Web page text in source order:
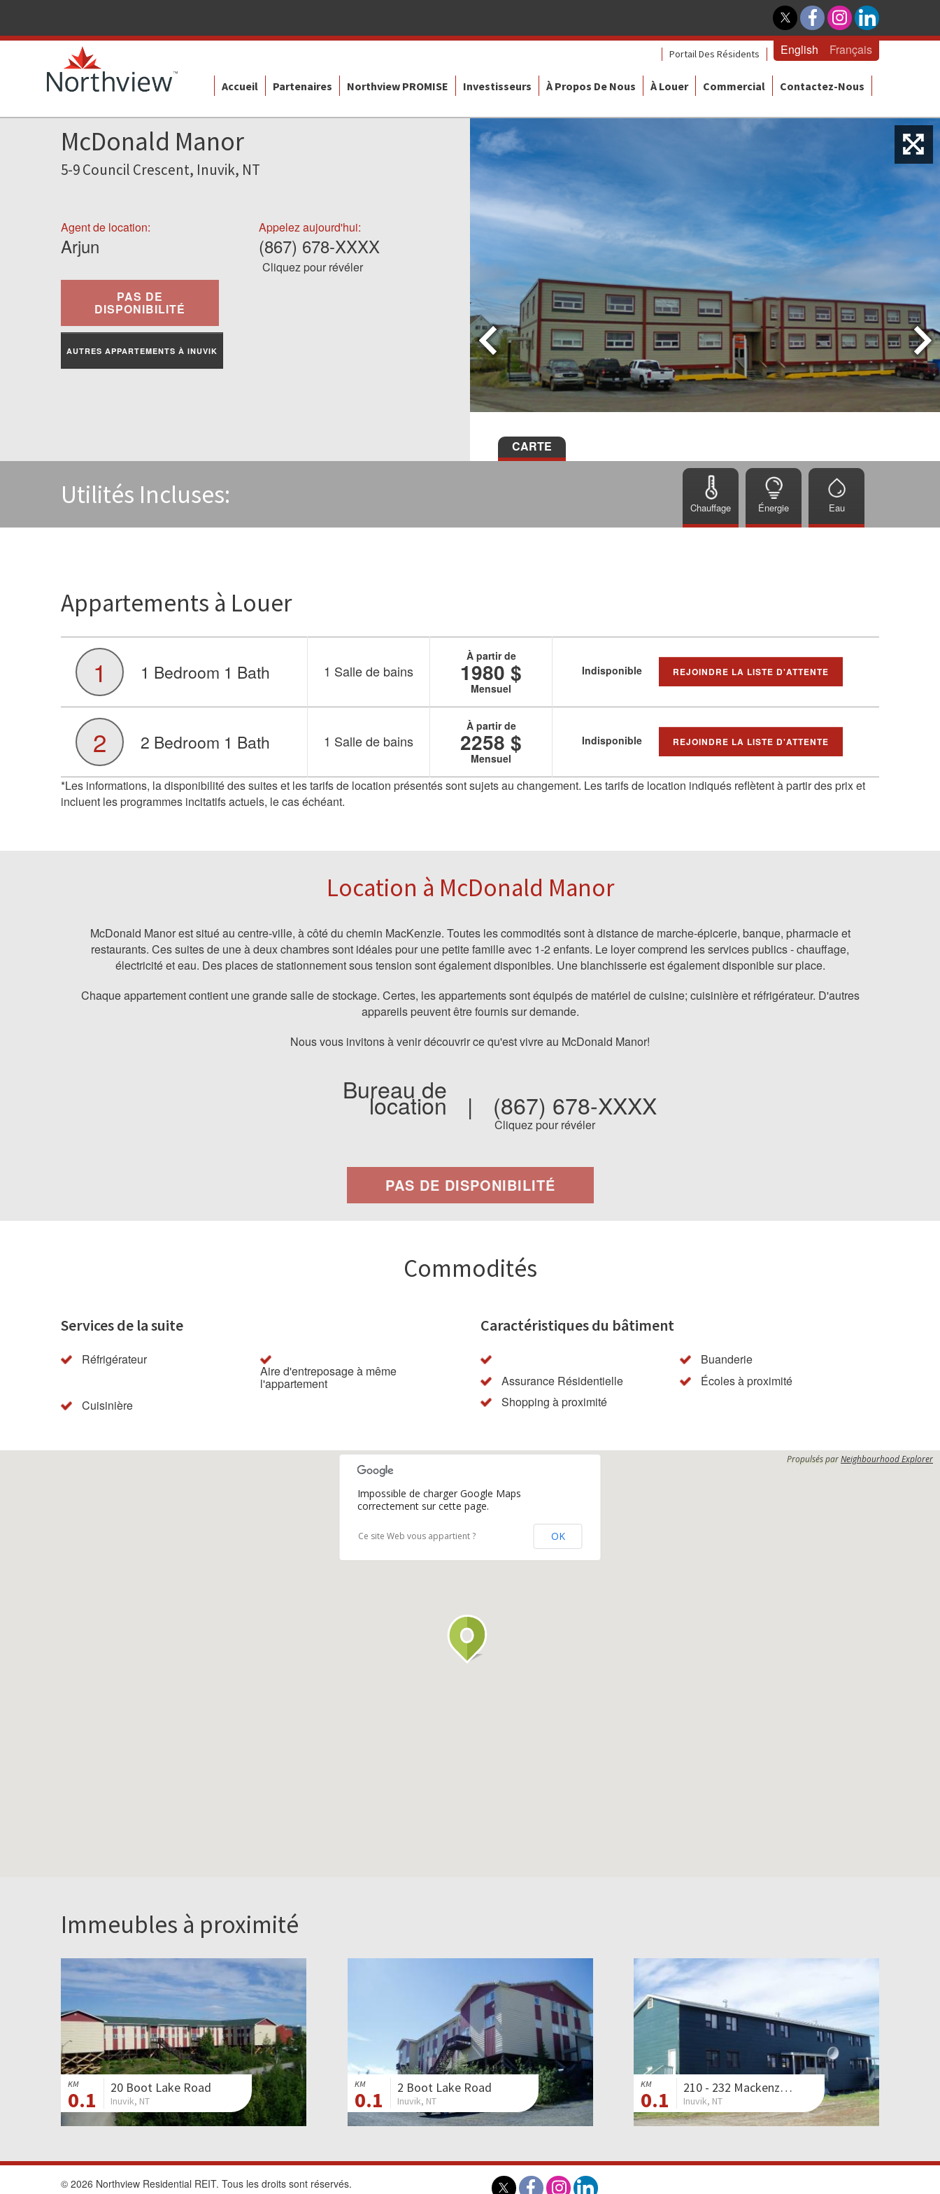
Portail Des Résidents English Français
Accueil Partenaires Northview PROMISE Investisseurs À Propos De Nous À Louer Commercial Contactez-Nous
CARTE
McDonald Manor
5-9 Council Crescent, Inuvik, NT
Agent de location:
Arjun
Appelez aujourd'hui:
(867) 678-XXXX
Cliquez pour révéler
PAS DE
DISPONIBILITÉ
AUTRES APPARTEMENTS À INUVIK
Utilités Incluses: Chauffage Énergie Eau
Appartements à Louer
1 1 Bedroom 1 Bath 1 Salle de bains
À partir de
1980 $
Mensuel
Indisponible REJOINDRE LA LISTE D'ATTENTE
2 2 Bedroom 1 Bath 1 Salle de bains
À partir de
2258 $
Mensuel
Indisponible REJOINDRE LA LISTE D'ATTENTE
*Les informations, la disponibilité des suites et les tarifs de location présentés sont sujets au changement. Les tarifs de location indiqués reflètent à partir des prix et
incluent les programmes incitatifs actuels, le cas échéant.
Location à McDonald Manor
McDonald Manor est situé au centre-ville, à côté du chemin MacKenzie. Toutes les commodités sont à distance de marche-épicerie, banque, pharmacie et
restaurants. Ces suites de une à deux chambres sont idéales pour une petite famille avec 1-2 enfants. Le loyer comprend les services publics - chauffage,
électricité et eau. Des places de stationnement sous tension sont également disponibles. Une blanchisserie est également disponible sur place.
Chaque appartement contient une grande salle de stockage. Certes, les appartements sont équipés de matériel de cuisine; cuisinière et réfrigérateur. D'autres
appareils peuvent être fournis sur demande.
Nous vous invitons à venir découvrir ce qu'est vivre au McDonald Manor!
Bureau de
location | (867) 678-XXXX
Cliquez pour révéler
PAS DE DISPONIBILITÉ
Commodités
Services de la suite
Réfrigérateur
Aire d'entreposage à même
l'appartement
Cuisinière
Caractéristiques du bâtiment
Buanderie
Assurance Résidentielle
Écoles à proximité
Shopping à proximité
Propulsés parNeighbourhood Explorer
Impossible de charger Google Maps
correctement sur cette page.
Ce site Web vous appartient ? OK
Immeubles à proximité
KM
0.1 20 Boot Lake Road
Inuvik, NT
KM
0.1 2 Boot Lake Road
Inuvik, NT
KM
0.1 210 - 232 Mackenzie Road
Inuvik, NT
© 2026 Northview Residential REIT. Tous les droits sont réservés.